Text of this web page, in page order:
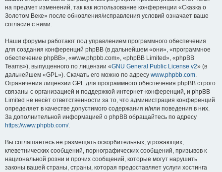
на предмет изменений, так как использование конференции «Сказка о
Золотом Веке» после обновления/исправления условий означает ваше
согласие с ними.
Наши форумы работают под управлением программного обеспечения
для создания конференций phpBB (в дальнейшем «они», «программное
обеспечение phpBB», «www.phpbb.com», «phpBB Limited», «phpBB
Teams»), выпущенного по лицензии «GNU General Public License v2» (в
дальнейшем «GPL»). Скачать его можно по адресу www.phpbb.com.
Ограничения лицензии GPL для программного обеспечения phpBB строго
связаны с организацией и поддержкой интернет-конференций, и phpBB
Limited не несёт ответственности за то, что администрация конференций
определяет в качестве допустимого содержания и/или поведения в них.
За дополнительной информацией о phpBB обращайтесь по адресу
https://www.phpbb.com/.
Вы соглашаетесь не размещать оскорбительных, угрожающих,
клеветнических сообщений, порнографических сообщений, призывов к
национальной розни и прочих сообщений, которые могут нарушить
законы вашей страны, страны, которая предоставляет услуги хостинга